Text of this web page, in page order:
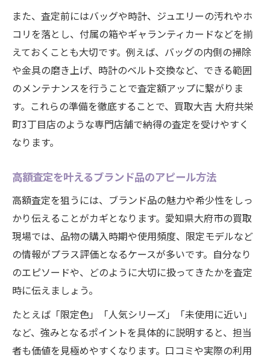
また、査定前にはバッグや時計、ジュエリーの汚れやホ
コリを落とし、付属の箱やギャランティカードなどを揃
えておくことも大切です。例えば、バッグの内側の掃除
や金具の磨き上げ、時計のベルト交換など、できる範囲
のメンテナンスを行うことで査定額アップに繋がりま
す。これらの準備を徹底することで、買取大吉 大府共栄
町3丁目店のような専門店舗で納得の査定を受けやすく
なります。
高額査定を叶えるブランド品のアピール方法
高額査定を狙うには、ブランド品の魅力や希少性をしっ
かり伝えることがカギとなります。愛知県大府市の買取
現場では、品物の購入時期や使用頻度、限定モデルなど
の情報がプラス評価となるケースが多いです。自分なり
のエピソードや、どのように大切に扱ってきたかを査定
時に伝えましょう。
たとえば「限定色」「人気シリーズ」「未使用に近い」
など、強みとなるポイントを具体的に説明すると、担当
者も価値を見極めやすくなります。口コミや実際の利用